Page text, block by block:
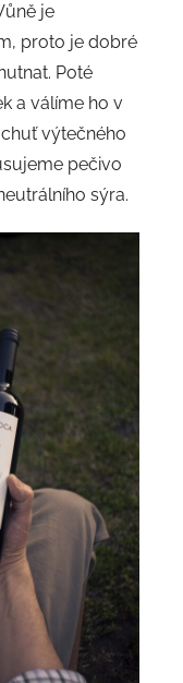
je
proto je dobré
Poté
a válíme ho v
výtečného
pečivo
sýra.